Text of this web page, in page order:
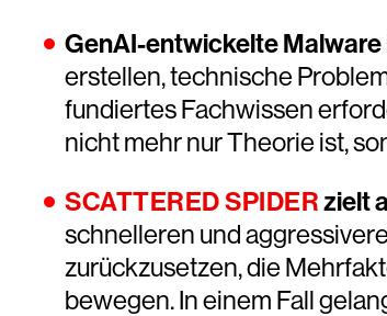
GenAI-entwickelte Malware
erstellen, technische
fundiertes Fachwissen
nicht mehr nur Theorie ist,
SCATTERED SPIDERzielt
schnelleren und
zurückzusetzen, die
bewegen. In einem Fall